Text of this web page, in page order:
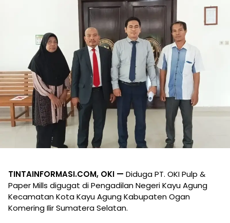
TINTAINFORMASI.COM, OKI — Diduga PT. OKI Pulp &
Paper Mills digugat di Pengadilan Negeri Kayu Agung
Kecamatan Kota Kayu Agung Kabupaten Ogan
Komering Ilir Sumatera Selatan.